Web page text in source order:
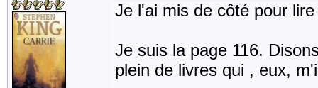
Je l'ai mis de côté pour
Je suis la page 116.
plein de livres qui , eux,